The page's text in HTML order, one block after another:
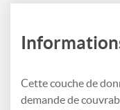
Cette couche de
demande de